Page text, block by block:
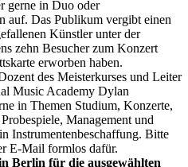
gerne in Duo oder
auf. Das Publikum vergibt einen
Künstler unter der
zehn Besucher zum Konzert
erworben haben.
des Meisterkurses und Leiter
Music Academy Dylan
in Themen Studium, Konzerte,
Management und
Instrumentenbeschaffung. Bitte
E-Mail formlos dafür.
Berlin für die ausgewählten